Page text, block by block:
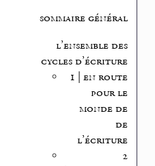
sommaire général
l’ensemble des
cycles d’écriture
1 | en route
pour le
monde de
de
l’écriture
2